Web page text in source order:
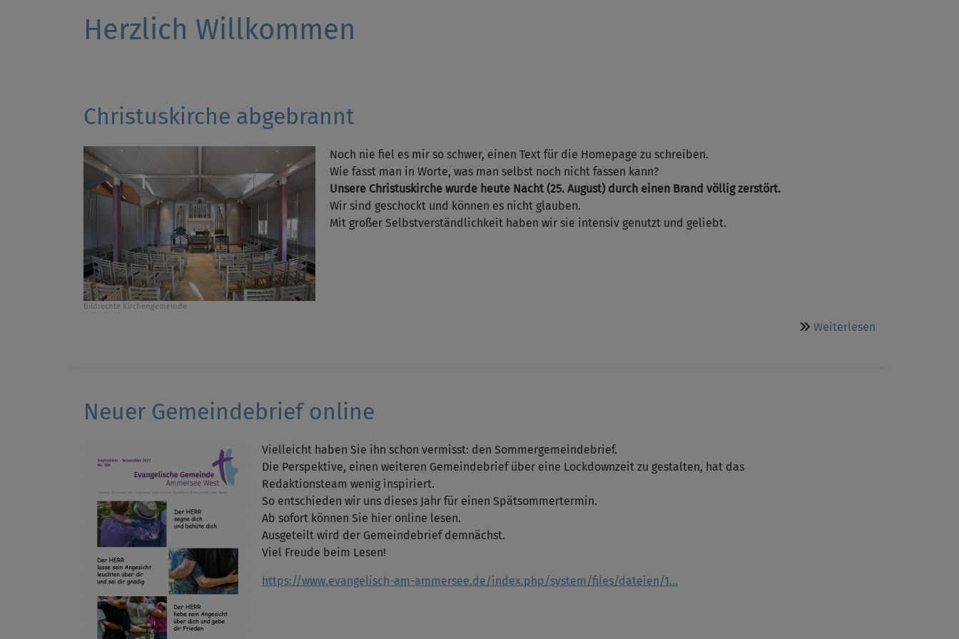
Herzlich Willkommen
Christuskirche abgebrannt
Bildrechte Kirchengemeinde
Noch nie fiel es mir so schwer, einen Text für die Homepage zu schreiben.
Wie fasst man in Worte, was man selbst noch nicht fassen kann?
Unsere Christuskirche wurde heute Nacht (25. August) durch einen Brand völlig zerstört.
Wir sind geschockt und können es nicht glauben.
Mit großer Selbstverständlichkeit haben wir sie intensiv genutzt und geliebt.
Weiterlesen
Neuer Gemeindebrief online
Vielleicht haben Sie ihn schon vermisst: den Sommergemeindebrief.
Die Perspektive, einen weiteren Gemeindebrief über eine Lockdownzeit zu gestalten, hat das
Redaktionsteam wenig inspiriert.
So entschieden wir uns dieses Jahr für einen Spätsommertermin.
Ab sofort können Sie hier online lesen.
Ausgeteilt wird der Gemeindebrief demnächst.
Viel Freude beim Lesen!
https://www.evangelisch-am-ammersee.de/index.php/system/files/dateien/1…